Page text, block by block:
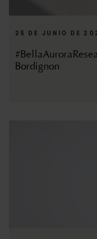
25 DE JUNIO DE
Bordignon